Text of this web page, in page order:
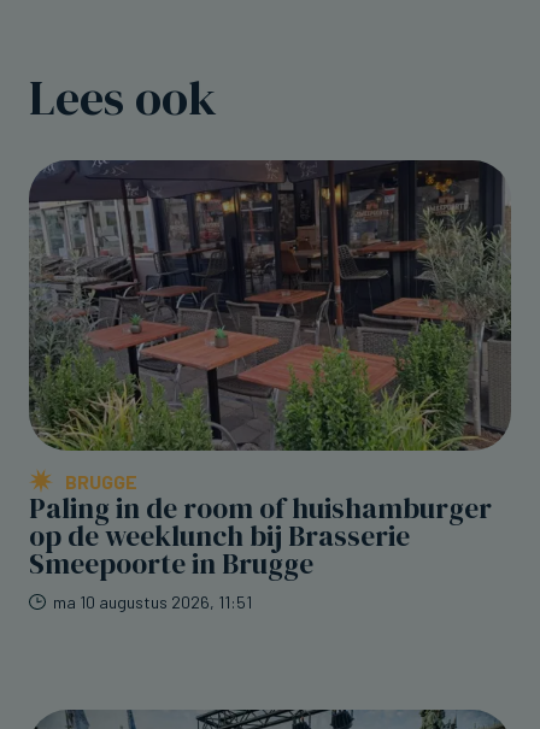
Lees ook
BRUGGE
Paling in de room of huishamburger
op de weeklunch bij Brasserie
Smeepoorte in Brugge
ma 10 augustus 2026, 11:51